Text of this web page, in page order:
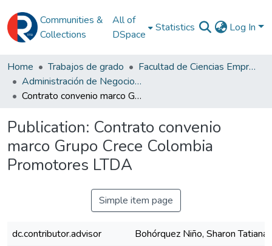
Communities &
Collections
All of
DSpace
Statistics Log In
Home Trabajos de grado
Facultad de Ciencias Empresariales
Administración de Negocios Internacionales
Contrato convenio marco Grupo Crece Colombia Promotores LTDA
Publication: Contrato convenio
marco Grupo Crece Colombia
Promotores LTDA
Simple item page
dc.contributor.advisor
Bohórquez Niño, Sharon Tatiana